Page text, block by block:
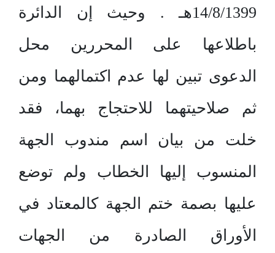
14/8/1399هـ . وحيث إن الدائرة
باطلاعها على المحررين محل
الدعوى تبين لها عدم اكتمالهما ومن
ثم صلاحيتهما للاحتجاج بهما، فقد
خلت من بيان اسم مندوب الجهة
المنسوب إليها الخطاب ولم توضع
عليها بصمة ختم الجهة كالمعتاد في
الأوراق الصادرة من الجهات